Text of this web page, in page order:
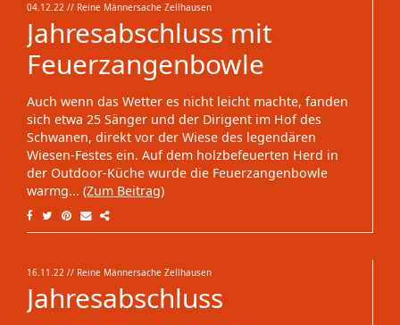
04.12.22 // Reine Männersache Zellhausen
Jahresabschluss mit
Feuerzangenbowle
Auch wenn das Wetter es nicht leicht machte, fanden
sich etwa 25 Sänger und der Dirigent im Hof des
Schwanen, direkt vor der Wiese des legendären
Wiesen-Festes ein. Auf dem holzbefeuerten Herd in
der Outdoor-Küche wurde die Feuerzangenbowle
warmg... (Zum Beitrag)
16.11.22 // Reine Männersache Zellhausen
Jahresabschluss